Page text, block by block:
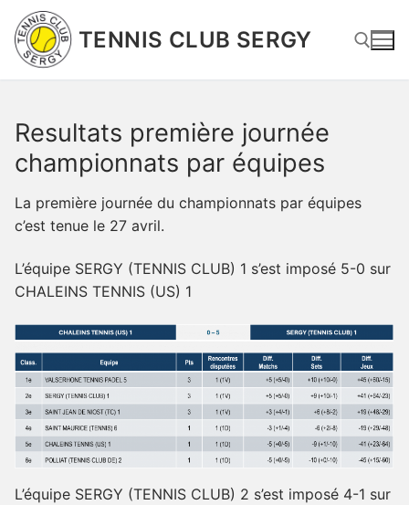
Aller
au
contenu
TENNIS CLUB SERGY
Resultats première journée
championnats par équipes
La première journée du championnats par équipes
c’est tenue le 27 avril.
L’équipe SERGY (TENNIS CLUB) 1 s’est imposé 5-0 sur
CHALEINS TENNIS (US) 1
L’équipe SERGY (TENNIS CLUB) 2 s’est imposé 4-1 sur